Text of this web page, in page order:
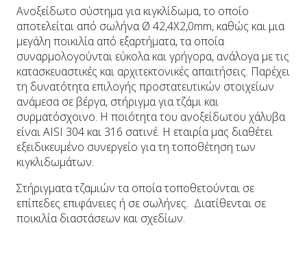
Ανοξείδωτο σύστημα για κιγκλίδωμα, το οποίο
αποτελείται από σωλήνα Ø 42,4Χ2,0mm, καθώς και μια
μεγάλη ποικιλία από εξαρτήματα, τα οποία
συναρμολογούνται εύκολα και γρήγορα, ανάλογα με τις
κατασκευαστικές και αρχιτεκτονικές απαιτήσεις. Παρέχει
τη δυνατότητα επιλογής προστατευτικών στοιχείων
ανάμεσα σε βέργα, στήριγμα για τζάμι και
συρματόσχοινο. Η ποιότητα του ανοξείδωτου χάλυβα
είναι AISI 304 και 316 σατινέ. Η εταιρία μας διαθέτει
εξειδικευμένο συνεργείο για τη τοποθέτηση των
κιγκλιδωμάτων.
Στήριγματα τζαμιώντα οποία τοποθετούνται σε
επίπεδες επιφάνειες ή σε σωλήνες. Διατίθενται σε
ποικιλία διαστάσεων και σχεδίων.